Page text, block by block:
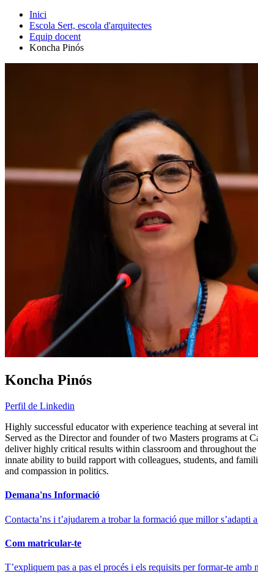
Inici
Escola Sert, escola d'arquitectes
Equip docent
Koncha Pinós
Koncha Pinós
Perfil de Linkedin
Highly successful educator with experience teaching at several
Served as the Director and founder of two Masters programs at
deliver highly critical results within classroom and throughout
innate ability to build rapport with colleagues, students, and
and compassion in politics.
Demana'ns Informació
Contacta’ns i t’ajudarem a trobar la formació que millor s’adapti
Com matricular-te
T’expliquem pas a pas el procés i els requisits per formar-te amb